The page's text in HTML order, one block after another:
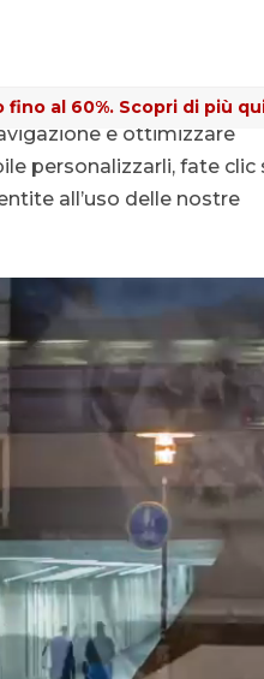
al 60%. Scopri di più
e ottimizzare
personalizzarli, fate clic
all’uso delle nostre